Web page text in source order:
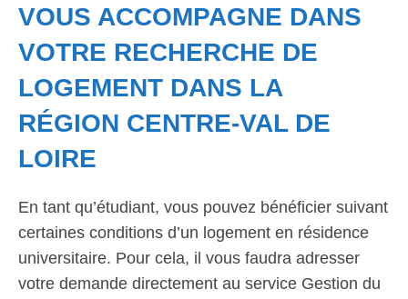
VOUS ACCOMPAGNE DANS
VOTRE RECHERCHE DE
LOGEMENT DANS LA
RÉGION CENTRE-VAL DE
LOIRE
En tant qu’étudiant, vous pouvez bénéficier suivant
certaines conditions d’un logement en résidence
universitaire. Pour cela, il vous faudra adresser
votre demande directement au service Gestion du